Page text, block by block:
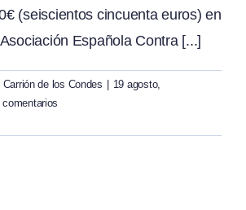
(seiscientos cincuenta euros) en
Española Contra [...]
de los Condes
19 agosto,
comentarios